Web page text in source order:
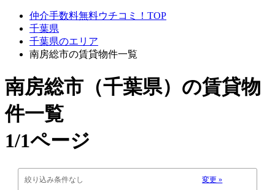
仲介手数料無料ウチコミ！TOP
千葉県
千葉県のエリア
南房総市の賃貸物件一覧
南房総市（千葉県） の賃貸物
件一覧
1/1ページ
絞り込み条件なし 変更 »